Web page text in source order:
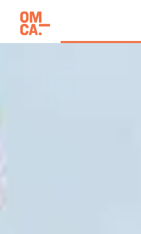
容
加州奥克兰博物馆(OMCA)